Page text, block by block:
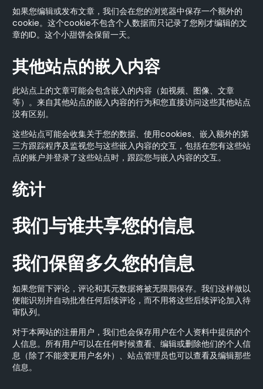
如果您编辑或发布文章，我们会在您的浏览器中保存一个额外的
cookie。这个cookie不包含个人数据而只记录了您刚才编辑的文
章的ID。这个小甜饼会保留一天。
其他站点的嵌入内容
此站点上的文章可能会包含嵌入的内容（如视频、图像、文章
等）。来自其他站点的嵌入内容的行为和您直接访问这些其他站点
没有区别。
这些站点可能会收集关于您的数据、使用cookies、嵌入额外的第
三方跟踪程序及监视您与这些嵌入内容的交互，包括在您有这些站
点的账户并登录了这些站点时，跟踪您与嵌入内容的交互。
统计
我们与谁共享您的信息
我们保留多久您的信息
如果您留下评论，评论和其元数据将被无限期保存。我们这样做以
便能识别并自动批准任何后续评论，而不用将这些后续评论加入待
审队列。
对于本网站的注册用户，我们也会保存用户在个人资料中提供的个
人信息。所有用户可以在任何时候查看、编辑或删除他们的个人信
息（除了不能变更用户名外）、站点管理员也可以查看及编辑那些
信息。